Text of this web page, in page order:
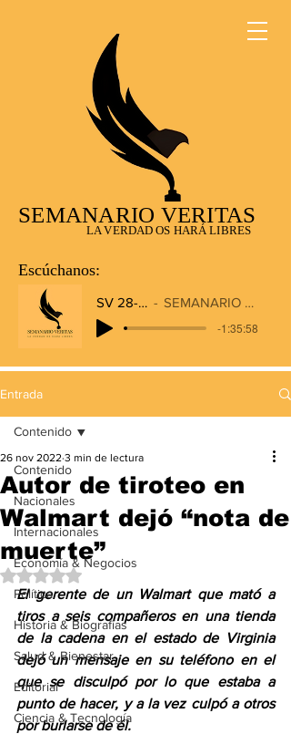
SEMANARIO VERITAS
LA VERDAD OS HARÁ LIBRES
Escúchanos:
SV 28-12-2025
SEMANARIO VERITAS RADIO
-1:35:58
Entrada
Contenido
Nacionales
Internacionales
Economía & Negocios
Política
Historia & Biografías
Salud & Bienestar
Editorial
Ciencia & Tecnología
Contenido
Autor de tiroteo en
Walmart dejó “nota de
muerte”
26 nov 2022 3 min de lectura
Obtuvo NaN de 5 estrellas.
El gerente de un Walmart que mató a
tiros a seis compañeros en una tienda
de la cadena en el estado de Virginia
dejó un mensaje en su teléfono en el
que se disculpó por lo que estaba a
punto de hacer, y a la vez culpó a otros
por burlarse de él.